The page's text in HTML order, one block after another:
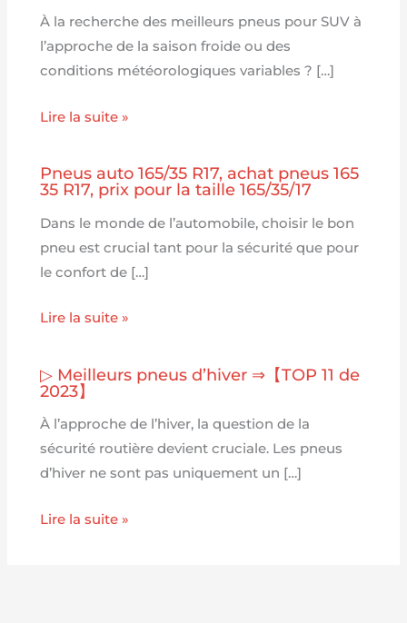
À la recherche des meilleurs pneus pour SUV à
l’approche de la saison froide ou des
conditions météorologiques variables ? […]
Lire la suite »
Pneus auto 165/35 R17, achat pneus 165
35 R17, prix pour la taille 165/35/17
Dans le monde de l’automobile, choisir le bon
pneu est crucial tant pour la sécurité que pour
le confort de […]
Lire la suite »
▷ Meilleurs pneus d’hiver ⇒【TOP 11 de
2023】
À l’approche de l’hiver, la question de la
sécurité routière devient cruciale. Les pneus
d’hiver ne sont pas uniquement un […]
Lire la suite »